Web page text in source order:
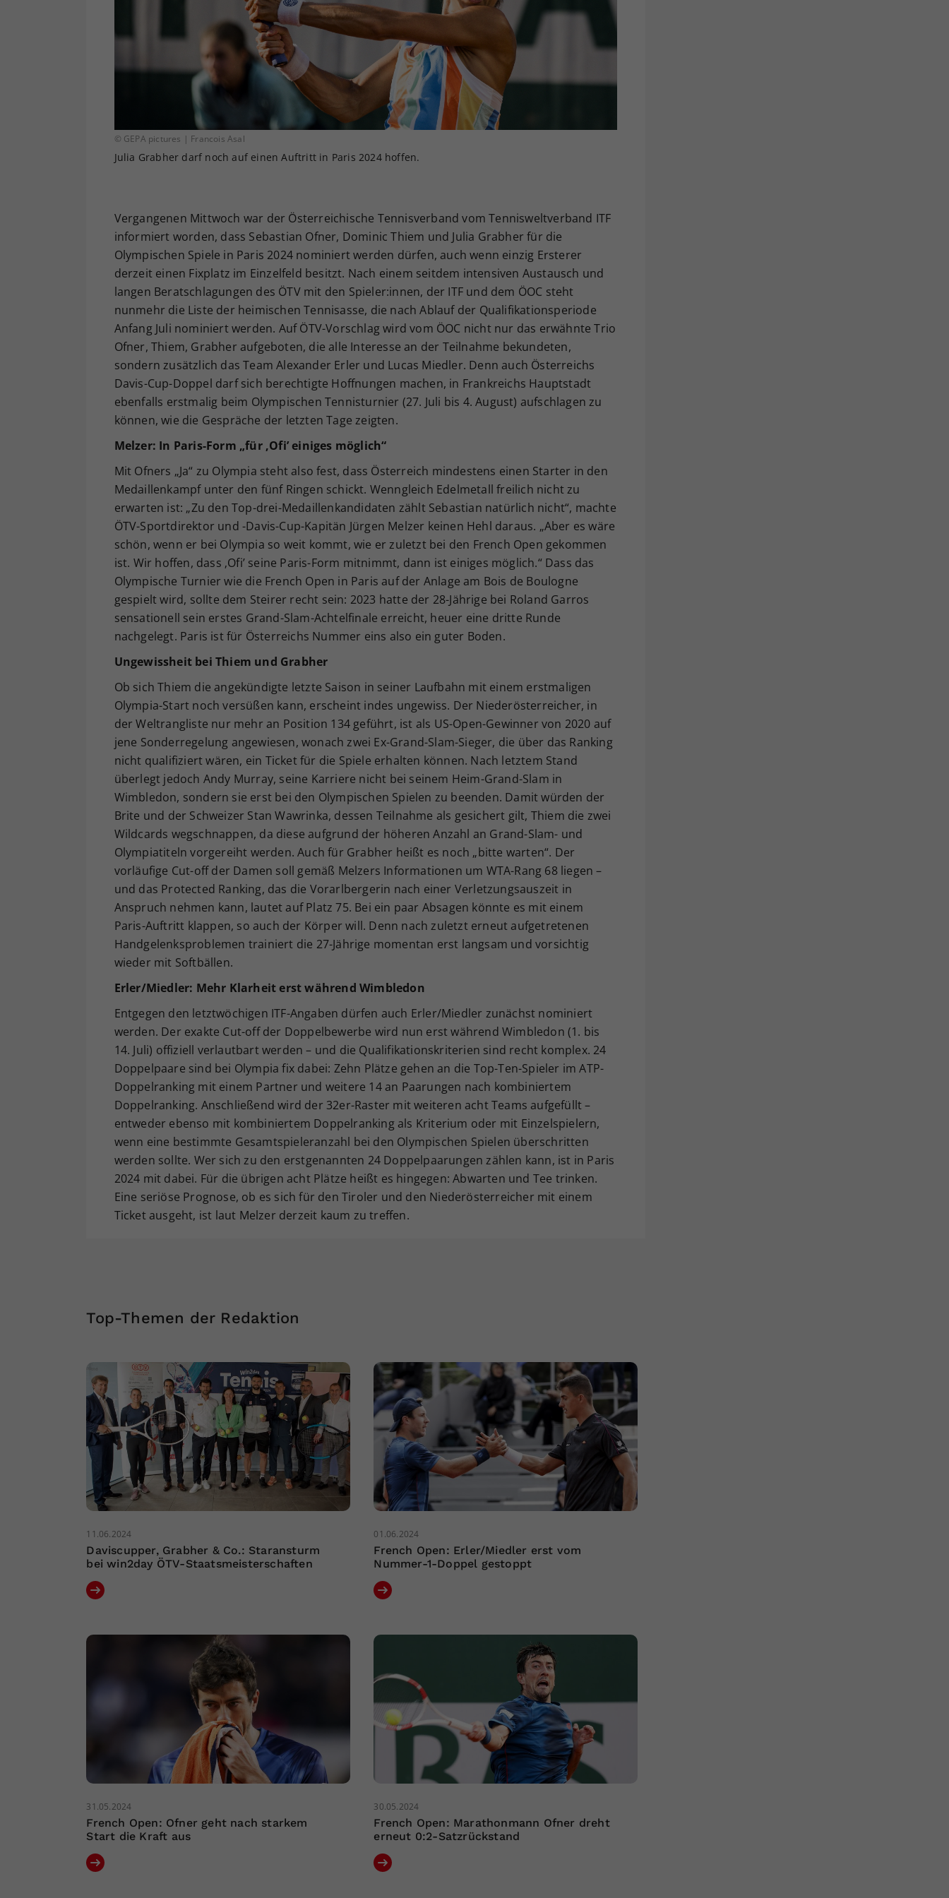
© GEPA pictures | Francois Asal
Julia Grabher darf noch auf einen Auftritt in Paris 2024 hoffen.
Vergangenen Mittwoch war der Österreichische Tennisverband vom Tennisweltverband ITF
informiert worden, dass Sebastian Ofner, Dominic Thiem und Julia Grabher für die
Olympischen Spiele in Paris 2024 nominiert werden dürfen, auch wenn einzig Ersterer
derzeit einen Fixplatz im Einzelfeld besitzt. Nach einem seitdem intensiven Austausch und
langen Beratschlagungen des ÖTV mit den Spieler:innen, der ITF und dem ÖOC steht
nunmehr die Liste der heimischen Tennisasse, die nach Ablauf der Qualifikationsperiode
Anfang Juli nominiert werden. Auf ÖTV-Vorschlag wird vom ÖOC nicht nur das erwähnte Trio
Ofner, Thiem, Grabher aufgeboten, die alle Interesse an der Teilnahme bekundeten,
sondern zusätzlich das Team Alexander Erler und Lucas Miedler. Denn auch Österreichs
Davis-Cup-Doppel darf sich berechtigte Hoffnungen machen, in Frankreichs Hauptstadt
ebenfalls erstmalig beim Olympischen Tennisturnier (27. Juli bis 4. August) aufschlagen zu
können, wie die Gespräche der letzten Tage zeigten.
Melzer: In Paris-Form „für ‚Ofi’ einiges möglich“
Mit Ofners „Ja“ zu Olympia steht also fest, dass Österreich mindestens einen Starter in den
Medaillenkampf unter den fünf Ringen schickt. Wenngleich Edelmetall freilich nicht zu
erwarten ist: „Zu den Top-drei-Medaillenkandidaten zählt Sebastian natürlich nicht“, machte
ÖTV-Sportdirektor und -Davis-Cup-Kapitän Jürgen Melzer keinen Hehl daraus. „Aber es wäre
schön, wenn er bei Olympia so weit kommt, wie er zuletzt bei den French Open gekommen
ist. Wir hoffen, dass ‚Ofi’ seine Paris-Form mitnimmt, dann ist einiges möglich.“ Dass das
Olympische Turnier wie die French Open in Paris auf der Anlage am Bois de Boulogne
gespielt wird, sollte dem Steirer recht sein: 2023 hatte der 28-Jährige bei Roland Garros
sensationell sein erstes Grand-Slam-Achtelfinale erreicht, heuer eine dritte Runde
nachgelegt. Paris ist für Österreichs Nummer eins also ein guter Boden.
Ungewissheit bei Thiem und Grabher
Ob sich Thiem die angekündigte letzte Saison in seiner Laufbahn mit einem erstmaligen
Olympia-Start noch versüßen kann, erscheint indes ungewiss. Der Niederösterreicher, in
der Weltrangliste nur mehr an Position 134 geführt, ist als US-Open-Gewinner von 2020 auf
jene Sonderregelung angewiesen, wonach zwei Ex-Grand-Slam-Sieger, die über das Ranking
nicht qualifiziert wären, ein Ticket für die Spiele erhalten können. Nach letztem Stand
überlegt jedoch Andy Murray, seine Karriere nicht bei seinem Heim-Grand-Slam in
Wimbledon, sondern sie erst bei den Olympischen Spielen zu beenden. Damit würden der
Brite und der Schweizer Stan Wawrinka, dessen Teilnahme als gesichert gilt, Thiem die zwei
Wildcards wegschnappen, da diese aufgrund der höheren Anzahl an Grand-Slam- und
Olympiatiteln vorgereiht werden. Auch für Grabher heißt es noch „bitte warten“. Der
vorläufige Cut-off der Damen soll gemäß Melzers Informationen um WTA-Rang 68 liegen –
und das Protected Ranking, das die Vorarlbergerin nach einer Verletzungsauszeit in
Anspruch nehmen kann, lautet auf Platz 75. Bei ein paar Absagen könnte es mit einem
Paris-Auftritt klappen, so auch der Körper will. Denn nach zuletzt erneut aufgetretenen
Handgelenksproblemen trainiert die 27-Jährige momentan erst langsam und vorsichtig
wieder mit Softbällen.
Erler/Miedler: Mehr Klarheit erst während Wimbledon
Entgegen den letztwöchigen ITF-Angaben dürfen auch Erler/Miedler zunächst nominiert
werden. Der exakte Cut-off der Doppelbewerbe wird nun erst während Wimbledon (1. bis
14. Juli) offiziell verlautbart werden – und die Qualifikationskriterien sind recht komplex. 24
Doppelpaare sind bei Olympia fix dabei: Zehn Plätze gehen an die Top-Ten-Spieler im ATP-
Doppelranking mit einem Partner und weitere 14 an Paarungen nach kombiniertem
Doppelranking. Anschließend wird der 32er-Raster mit weiteren acht Teams aufgefüllt –
entweder ebenso mit kombiniertem Doppelranking als Kriterium oder mit Einzelspielern,
wenn eine bestimmte Gesamtspieleranzahl bei den Olympischen Spielen überschritten
werden sollte. Wer sich zu den erstgenannten 24 Doppelpaarungen zählen kann, ist in Paris
2024 mit dabei. Für die übrigen acht Plätze heißt es hingegen: Abwarten und Tee trinken.
Eine seriöse Prognose, ob es sich für den Tiroler und den Niederösterreicher mit einem
Ticket ausgeht, ist laut Melzer derzeit kaum zu treffen.
Top-Themen der Redaktion
11.06.2024
Daviscupper, Grabher & Co.: Staransturm
bei win2day ÖTV-Staatsmeisterschaften
01.06.2024
French Open: Erler/Miedler erst vom
Nummer-1-Doppel gestoppt
31.05.2024
French Open: Ofner geht nach starkem
Start die Kraft aus
30.05.2024
French Open: Marathonmann Ofner dreht
erneut 0:2-Satzrückstand
Ihrer vorgenommen Einstellungen, falls der
Webseiten-Betreiber dies eingestellt hat.